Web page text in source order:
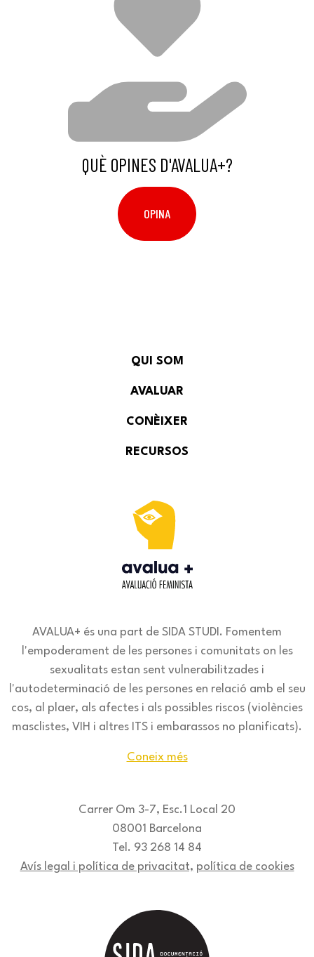
QUÈ OPINES D'AVALUA+?
OPINA
QUI SOM
AVALUAR
CONÈIXER
RECURSOS
AVALUA+ és una part de SIDA STUDI. Fomentem
l'empoderament de les persones i comunitats on les
sexualitats estan sent vulnerabilitzades i
l'autodeterminació de les persones en relació amb el seu
cos, al plaer, als afectes i als possibles riscos (violències
masclistes, VIH i altres ITS i embarassos no planificats).
Coneix més
Carrer Om 3-7, Esc.1 Local 20
08001 Barcelona
Tel. 93 268 14 84
Avís legal i política de privacitat, política de cookies